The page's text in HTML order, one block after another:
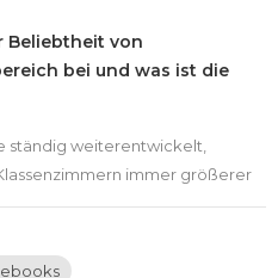
Beliebtheit von
bei und was ist die
ständig weiterentwickelt,
immer größerer
in Klassenzimmern so
zum Aufladen?
ist einer der Gründe,